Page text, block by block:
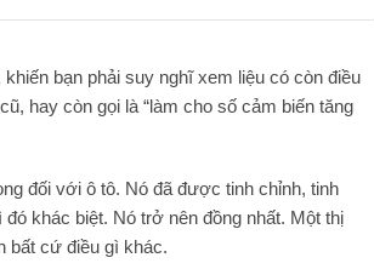
bạn phải suy nghĩ xem liệu có còn điều
hay còn gọi là “làm cho số cảm biến tăng
đối với ô tô. Nó đã được tinh chỉnh, tinh
khác biệt. Nó trở nên đồng nhất. Một thị
bất cứ điều gì khác.